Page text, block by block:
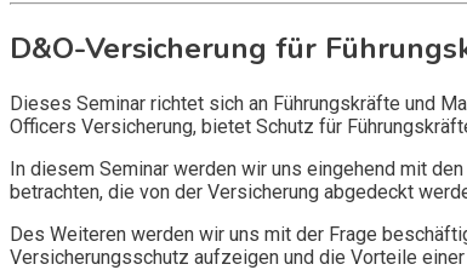
D&O-Versicherung für
Dieses Seminar richtet sich an Führungskräfte und
Officers Versicherung, bietet Schutz für
In diesem Seminar werden wir uns eingehend mit
betrachten, die von der Versicherung abgedeckt
Des Weiteren werden wir uns mit der Frage
Versicherungsschutz aufzeigen und die Vorteile